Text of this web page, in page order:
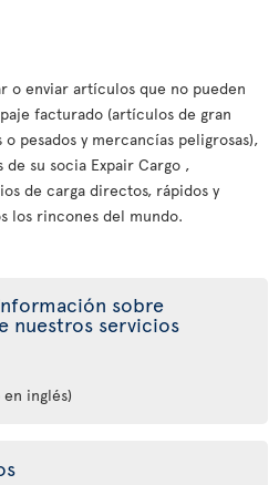
o enviar artículos que no pueden
facturado (artículos de gran
o pesados y mercancías peligrosas),
de su socia Expair Cargo ,
de carga directos, rápidos y
los rincones del mundo.
sobre
nuestros servicios
en inglés)